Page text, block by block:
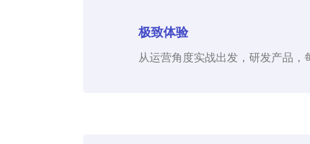
极致体验
从运营角度实战出发，研发产品